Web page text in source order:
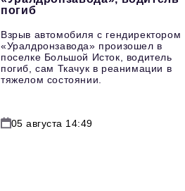
погиб
Взрыв автомобиля с гендиректором
«Уралдронзавода» произошел в
поселке Большой Исток, водитель
погиб, сам Ткачук в реанимации в
тяжелом состоянии.
05 августа 14:49